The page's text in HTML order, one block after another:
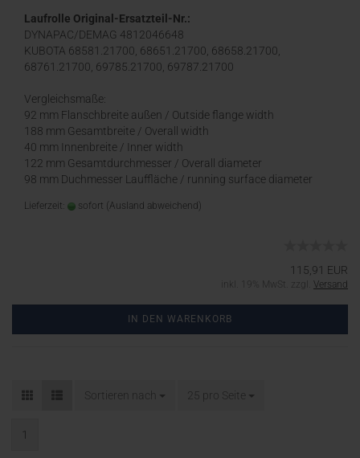
Laufrolle Original-Ersatzteil-Nr.:
DYNAPAC/DEMAG 4812046648
KUBOTA 68581.21700, 68651.21700, 68658.21700,
68761.21700, 69785.21700, 69787.21700
Vergleichsmaße:
92 mm Flanschbreite außen / Outside flange width
188 mm Gesamtbreite / Overall width
40 mm Innenbreite / Inner width
122 mm Gesamtdurchmesser / Overall diameter
98 mm Duchmesser Lauffläche / running surface diameter
Lieferzeit: sofort (Ausland abweichend)
115,91 EUR
inkl. 19% MwSt. zzgl. Versand
IN DEN WARENKORB
Sortieren nach 25 pro Seite
1